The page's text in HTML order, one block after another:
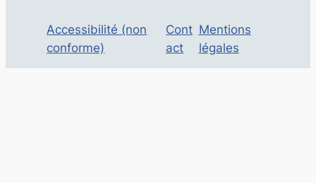
Accessibilité (non
conforme)
Cont
act
Mentions
légales